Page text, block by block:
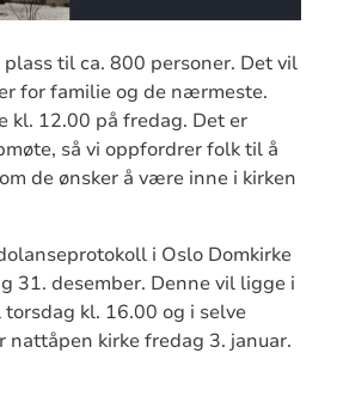
til ca. 800 personer. Det vil
for familie og de nærmeste.
kl. 12.00 på fredag. Det er
så vi oppfordrer folk til å
de ønsker å være inne i kirken
i Oslo Domkirke
31. desember. Denne vil ligge i
kl. 16.00 og i selve
nattåpen kirke fredag 3. januar.